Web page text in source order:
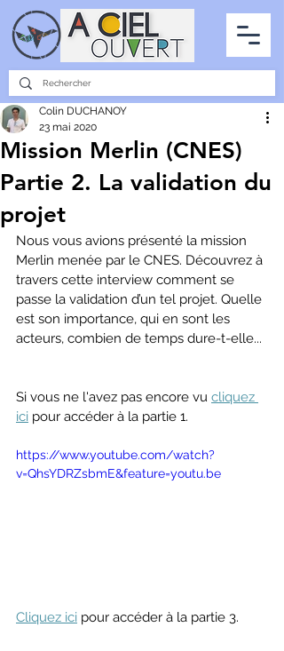
PARTENARIATS
INTERVIEWS LA PHOTO DU CIEL TOUS LES ARTICLES
Mission Merlin (CNES)
Partie 2. La validation du
projet
Colin DUCHANOY
23 mai 2020
Nous vous avions présenté la mission
Merlin menée par le CNES. Découvrez à
travers cette interview comment se
passe la validation d’un tel projet. Quelle
est son importance, qui en sont les
acteurs, combien de temps dure-t-elle...
Si vous ne l'avez pas encore vu cliquez
ici pour accéder à la partie 1.
https://www.youtube.com/watch?
v=QhsYDRZsbmE&feature=youtu.be
Cliquez ici pour accéder à la partie 3.